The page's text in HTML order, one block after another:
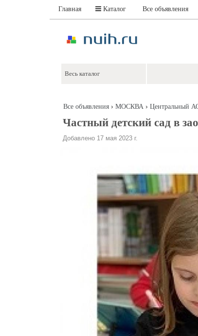
Главная Каталог Все объявления
Все объявления› МОСКВА › Центральный
Частный детский сад в
Добавлено 17 мая 2023 г.